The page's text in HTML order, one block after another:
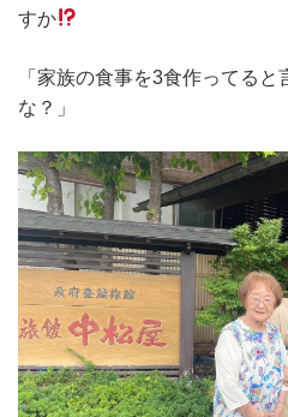
すか
「家族の食事を3食作ってる
な？」